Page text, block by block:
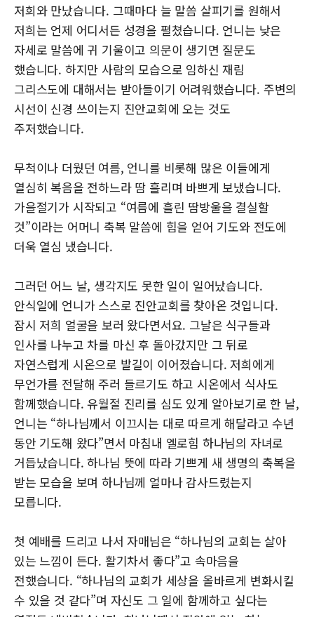
저희와 만났습니다. 그때마다 늘 말씀 살피기를 원해서
저희는 언제 어디서든 성경을 펼쳤습니다. 언니는 낮은
자세로 말씀에 귀 기울이고 의문이 생기면 질문도
했습니다. 하지만 사람의 모습으로 임하신 재림
그리스도에 대해서는 받아들이기 어려워했습니다. 주변의
시선이 신경 쓰이는지 진안교회에 오는 것도
주저했습니다.
무척이나 더웠던 여름, 언니를 비롯해 많은 이들에게
열심히 복음을 전하느라 땀 흘리며 바쁘게 보냈습니다.
가을절기가 시작되고 “여름에 흘린 땀방울을 결실할
것”이라는 어머니 축복 말씀에 힘을 얻어 기도와 전도에
더욱 열심 냈습니다.
그러던 어느 날, 생각지도 못한 일이 일어났습니다.
안식일에 언니가 스스로 진안교회를 찾아온 것입니다.
잠시 저희 얼굴을 보러 왔다면서요. 그날은 식구들과
인사를 나누고 차를 마신 후 돌아갔지만 그 뒤로
자연스럽게 시온으로 발길이 이어졌습니다. 저희에게
무언가를 전달해 주러 들르기도 하고 시온에서 식사도
함께했습니다. 유월절 진리를 심도 있게 알아보기로 한 날,
언니는 “하나님께서 이끄시는 대로 따르게 해달라고 수년
동안 기도해 왔다”면서 마침내 엘로힘 하나님의 자녀로
거듭났습니다. 하나님 뜻에 따라 기쁘게 새 생명의 축복을
받는 모습을 보며 하나님께 얼마나 감사드렸는지
모릅니다.
첫 예배를 드리고 나서 자매님은 “하나님의 교회는 살아
있는 느낌이 든다. 활기차서 좋다”고 속마음을
전했습니다. “하나님의 교회가 세상을 올바르게 변화시킬
수 있을 것 같다”며 자신도 그 일에 함께하고 싶다는